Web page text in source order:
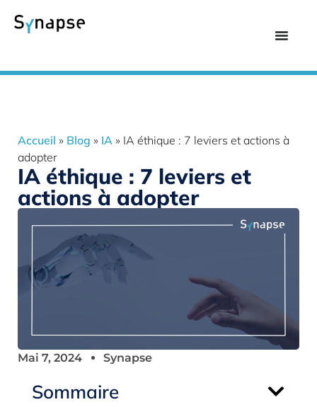
Accueil » Blog » IA » IA éthique : 7 leviers et actions à
adopter
IA éthique : 7 leviers et
actions à adopter
Mai 7, 2024 Synapse
Sommaire